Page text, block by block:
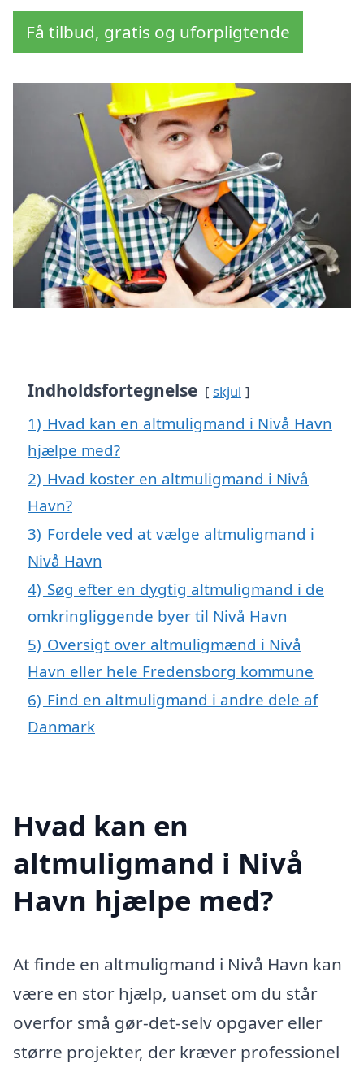
Få tilbud, gratis og uforpligtende
Indholdsfortegnelse skjul
1) Hvad kan en altmuligmand i Nivå Havn
hjælpe med?
2) Hvad koster en altmuligmand i Nivå
Havn?
3) Fordele ved at vælge altmuligmand i
Nivå Havn
4) Søg efter en dygtig altmuligmand i de
omkringliggende byer til Nivå Havn
5) Oversigt over altmuligmænd i Nivå
Havn eller hele Fredensborg kommune
6) Find en altmuligmand i andre dele af
Danmark
Hvad kan en
altmuligmand i Nivå
Havn hjælpe med?
At finde en altmuligmand i Nivå Havn kan
være en stor hjælp, uanset om du står
overfor små gør-det-selv opgaver eller
større projekter, der kræver professionel